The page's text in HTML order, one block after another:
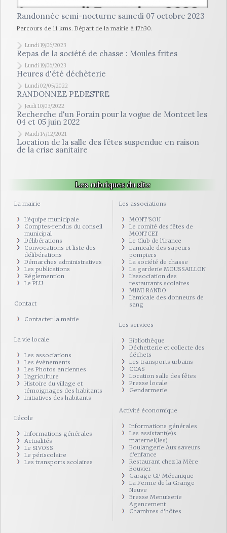
Randonnée semi-nocturne samedi 07 octobre 2023
Parcours de 11 kms. Départ de la mairie à 17h30.
Lundi 19/06/2023
Repas de la société de chasse : Moules frites
Lundi 19/06/2023
Heures d'été déchèterie
Lundi 02/05/2022
RANDONNEE PEDESTRE
Jeudi 10/03/2022
Recherche d'un Forain pour la vogue de Montcet les
04 et 05 juin 2022
Mardi 14/12/2021
Location de la salle des fêtes suspendue en raison
de la crise sanitaire
Les rubriques du site
La mairie
L'équipe municipale
Comptes-rendus du conseil
municipal
Délibérations
Convocations et liste des
délibérations
Démarches administratives
Les publications
Réglemention
Le PLU
Contact
Contacter la mairie
La vie locale
Les associations
Les évènements
Les Photos anciennes
L'agriculture
Histoire du village et
témoignages des habitants
Initiatives des habitants
L'école
Informations générales
Actualités
Le SIVOSS
Le périscolaire
Les transports scolaires
Les associations
MONT'SOU
Le comité des fêtes de
MONTCET
Le Club de l'Irance
L'amicale des sapeurs-
pompiers
La société de chasse
La garderie MOUSSAILLON
L'association des
restaurants scolaires
MIMI RANDO
L'amicale des donneurs de
sang
Les services
Bibliothèque
Déchetterie et collecte des
déchets
Les transports urbains
CCAS
Location salle des fêtes
Presse locale
Gendarmerie
Activité économique
Informations générales
Les assistant(e)s
maternel(les)
Boulangerie Aux saveurs
d'enfance
Restaurant chez la Mère
Bouvier
Garage GP Mécanique
La Ferme de la Grange
Neuve
Bresse Menuiserie
Agencement
Chambres d'hôtes